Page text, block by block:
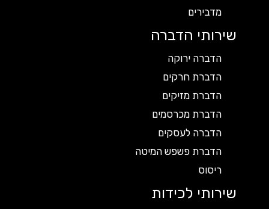
מדבירים
שירותי הדברה
הדברה ירוקה
הדברת חרקים
הדברת מזיקים
הדברת מכרסמים
הדברה לעסקים
הדברת פשפש המיטה
ריסוס
שירותי לכידות